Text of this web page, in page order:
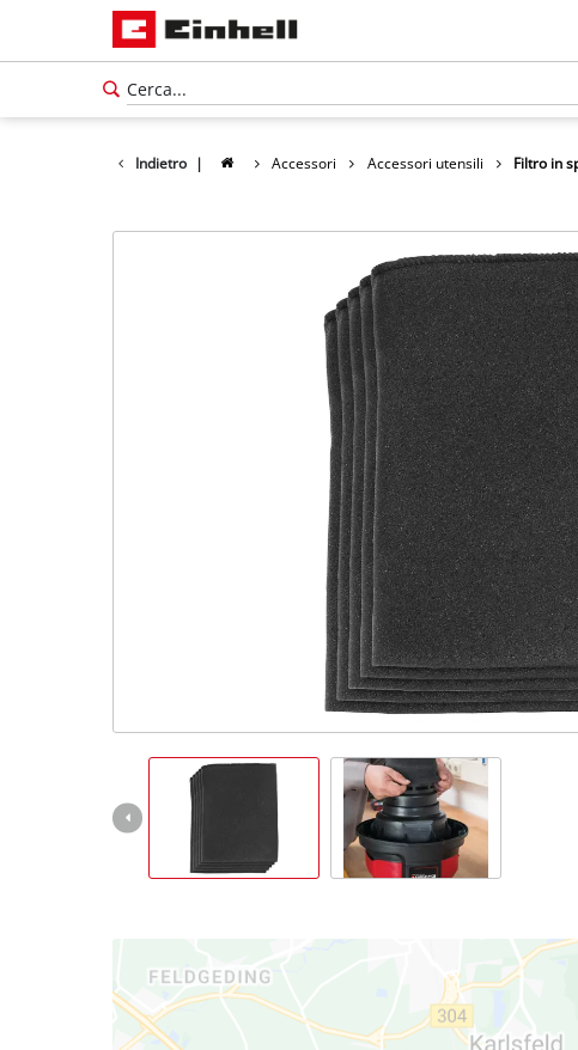
Indietro | Accessori Accessori utensili Filtro in